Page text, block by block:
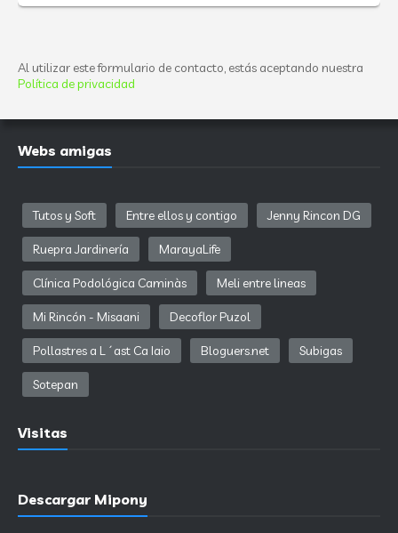
Al utilizar este formulario de contacto, estás aceptando nuestra
Política de privacidad
Webs amigas
Tutos y Soft Entre ellos y contigo Jenny Rincon DG
Ruepra Jardinería MarayaLife
Clínica Podológica Caminàs Meli entre lineas
Mi Rincón - Misaani Decoflor Puzol
Pollastres a L´ast Ca Iaio Bloguers.net Subigas
Sotepan
Visitas
Descargar Mipony